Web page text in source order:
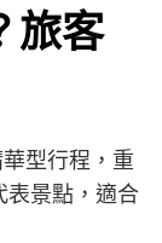
旅客
型行程，重
表景點，適合